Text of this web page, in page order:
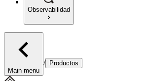
Observabilidad
Main menu
/ Productos